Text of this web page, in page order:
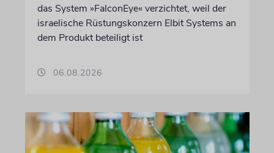
das System »FalconEye« verzichtet, weil der
israelische Rüstungskonzern Elbit Systems an
dem Produkt beteiligt ist
06.08.2026